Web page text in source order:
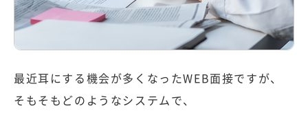
最近耳にする機会が多くなったWEB面接ですが、
そもそもどのようなシステムで、